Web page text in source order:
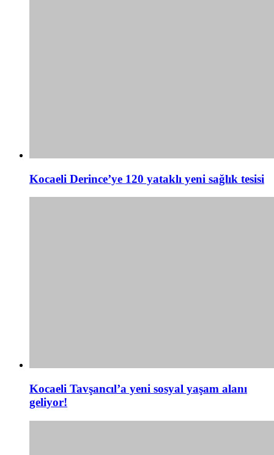
Kocaeli Derince’ye 120 yataklı yeni sağlık tesisi
Kocaeli Tavşancıl’a yeni sosyal yaşam alanı
geliyor!